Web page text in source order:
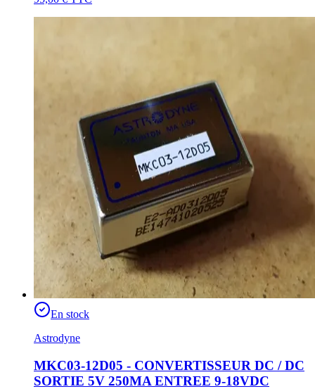
En stock
Astrodyne
MKC03-12D05 - CONVERTISSEUR DC / DC
SORTIE 5V 250MA ENTREE 9-18VDC